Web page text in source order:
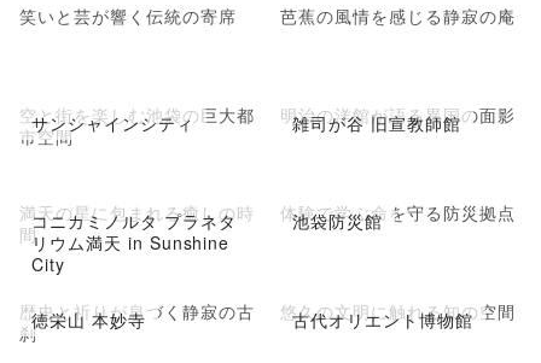
笑いと芸が響く伝統の寄席 芭蕉の風情を感じる静寂の庵
サンシャインシティ
空と街を楽しむ池袋の巨大都
市空間
雑司が谷 旧宣教師館
明治の洋館が語る異国の面影
コニカミノルタ プラネタ
リウム満天 in Sunshine
City
満天の星に包まれる癒しの時
間
池袋防災館
体験で学ぶ命を守る防災拠点
徳栄山 本妙寺
歴史と祈りが息づく静寂の古
刹
古代オリエント博物館
悠久の文明に触れる知の空間